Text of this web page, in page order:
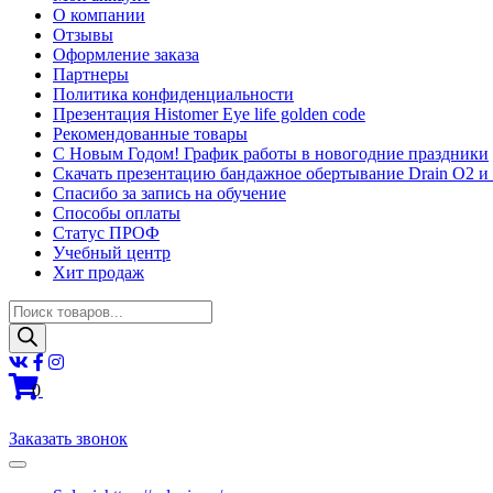
О компании
Отзывы
Оформление заказа
Партнеры
Политика конфиденциальности
Презентация Histomer Eye life golden code
Рекомендованные товары
С Новым Годом! График работы в новогодние праздники
Скачать презентацию бандажное обертывание Drain O2
Спасибо за запись на обучение
Способы оплаты
Статус ПРОФ
Учебный центр
Хит продаж
Поиск
товаров
0
Заказать звонок